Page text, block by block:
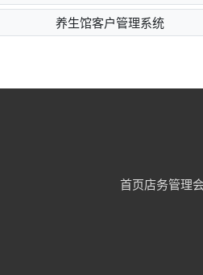
养生馆客户管理系统
首页店务管理